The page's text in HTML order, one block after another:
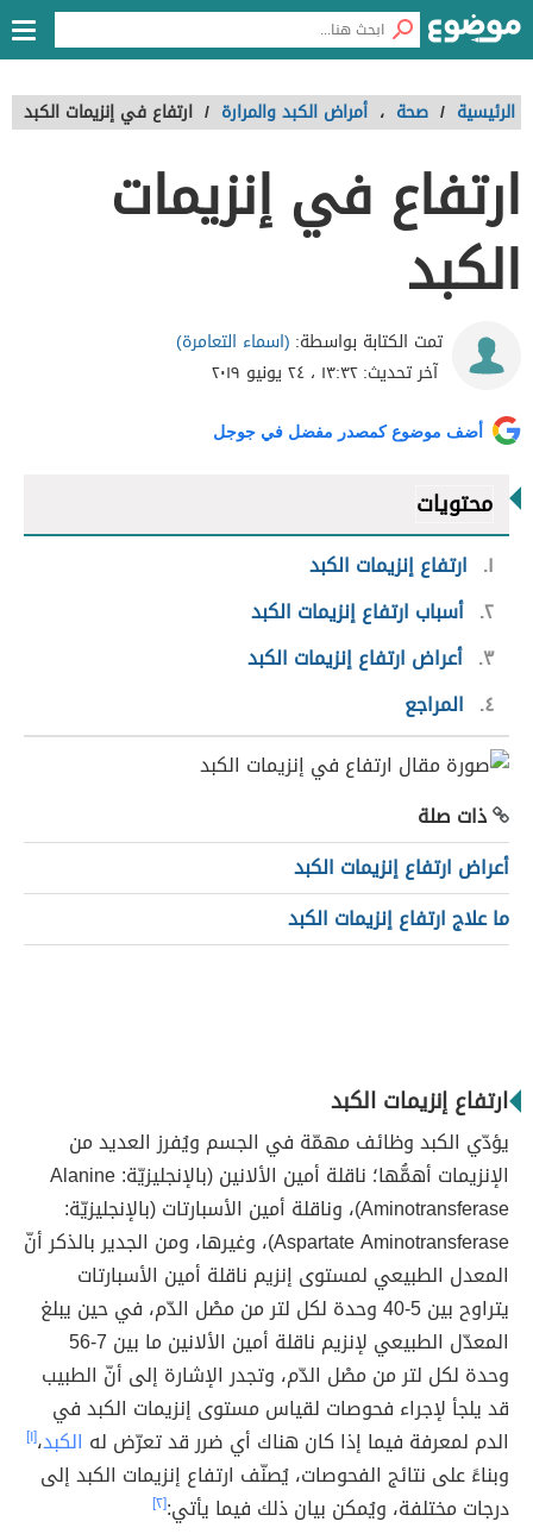
الرئيسية / صحة ، أمراض الكبد والمرارة / ارتفاع في إنزيمات الكبد
ارتفاع في إنزيمات
الكبد
تمت الكتابة بواسطة: (اسماء التعامرة)
آخر تحديث:١٣:٣٢ ، ٢٤ يونيو ٢٠١٩
أضف موضوع كمصدر مفضل في جوجل
محتويات
١
ارتفاع إنزيمات الكبد
٢ أسباب ارتفاع إنزيمات الكبد
٣ أعراض ارتفاع إنزيمات الكبد
٤
المراجع
ذات صلة
أعراض ارتفاع إنزيمات الكبد
ما علاج ارتفاع إنزيمات الكبد
ارتفاع إنزيمات الكبد
يؤدّي الكبد وظائف مهمّة في الجسم ويُفرز العديد من
الإنزيمات أهمُّها؛ ناقلة أمين الألانين (بالإنجليزيّة: Alanine
Aminotransferase)، وناقلة أمين الأسبارتات (بالإنجليزيّة:
Aspartate Aminotransferase)، وغيرها، ومن الجدير بالذكر أنّ
المعدل الطبيعي لمستوى إنزيم ناقلة أمين الأسبارتات
يتراوح بين 5-40 وحدة لكل لتر من مصْل الدّم، في حين يبلغ
المعدّل الطبيعي لإنزيم ناقلة أمين الألانين ما بين 7-56
وحدة لكل لتر من مصْل الدّم، وتجدر الإشارة إلى أنّ الطبيب
قد يلجأ لإجراء فحوصات لقياس مستوى إنزيمات الكبد في
الدم لمعرفة فيما إذا كان هناك أي ضرر قد تعرّض له الكبد،[١]
وبناءً على نتائج الفحوصات، يُصنّف ارتفاع إنزيمات الكبد إلى
درجات مختلفة، ويُمكن بيان ذلك فيما يأتي:[٢]